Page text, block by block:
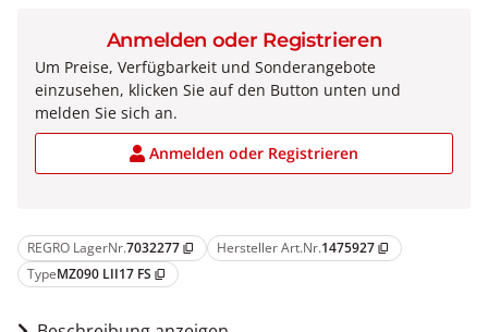
REGRO LagerNr.7032277 content_copy Hersteller Art.Nr.1475927 content_copy
TypeMZ090 LII17 FS content_copy
Anmelden oder Registrieren
Um Preise, Verfügbarkeit und Sonderangebote
einzusehen, klicken Sie auf den Button unten und
melden Sie sich an.
Anmelden oder Registrieren